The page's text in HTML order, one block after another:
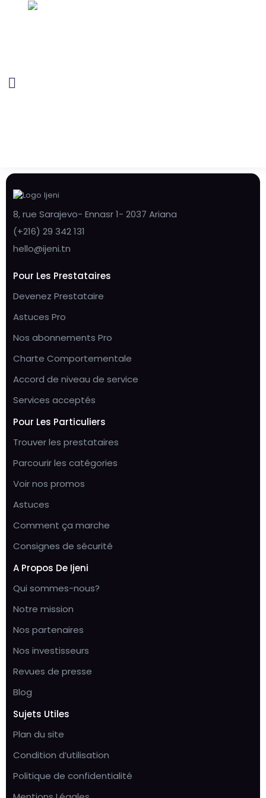
8, rue Sarajevo- Ennasr 1- 2037 Ariana
(+216) 29 342 131
hello@ijeni.tn
Pour Les Prestataires
Devenez Prestataire
Astuces Pro
Nos abonnements Pro
Charte Comportementale
Accord de niveau de service
Services acceptés
Pour Les Particuliers
Trouver les prestataires
Parcourir les catégories
Voir nos promos
Astuces
Comment ça marche
Consignes de sécurité
A Propos De Ijeni
Qui sommes-nous?
Notre mission
Nos partenaires
Nos investisseurs
Revues de presse
Blog
Sujets Utiles
Plan du site
Condition d’utilisation
Politique de confidentialité